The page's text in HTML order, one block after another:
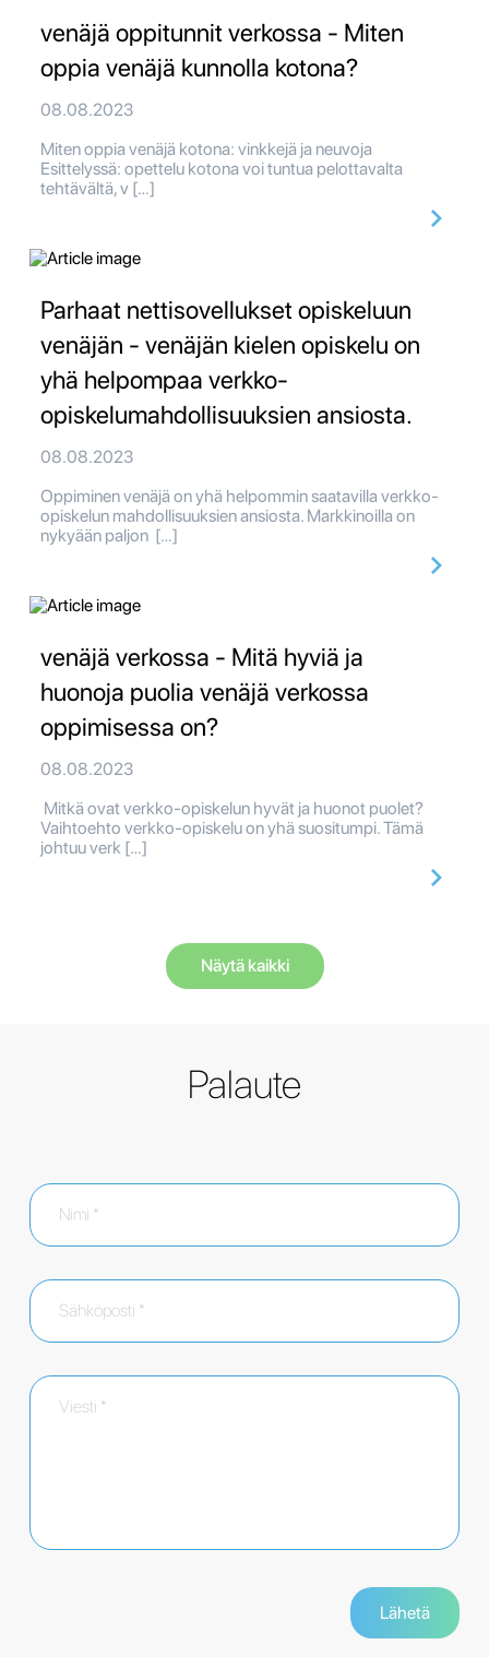
venäjä oppitunnit verkossa - Miten
oppia venäjä kunnolla kotona?
08.08.2023
Miten oppia venäjä kotona: vinkkejä ja neuvoja
Esittelyssä: opettelu kotona voi tuntua pelottavalta
tehtävältä, v […]
Parhaat nettisovellukset opiskeluun
venäjän - venäjän kielen opiskelu on
yhä helpompaa verkko-
opiskelumahdollisuuksien ansiosta.
08.08.2023
Oppiminen venäjä on yhä helpommin saatavilla verkko-
opiskelun mahdollisuuksien ansiosta. Markkinoilla on
nykyään paljon […]
venäjä verkossa - Mitä hyviä ja
huonoja puolia venäjä verkossa
oppimisessa on?
08.08.2023
Mitkä ovat verkko-opiskelun hyvät ja huonot puolet?
Vaihtoehto verkko-opiskelu on yhä suositumpi. Tämä
johtuu verk […]
Näytä kaikki
Palaute